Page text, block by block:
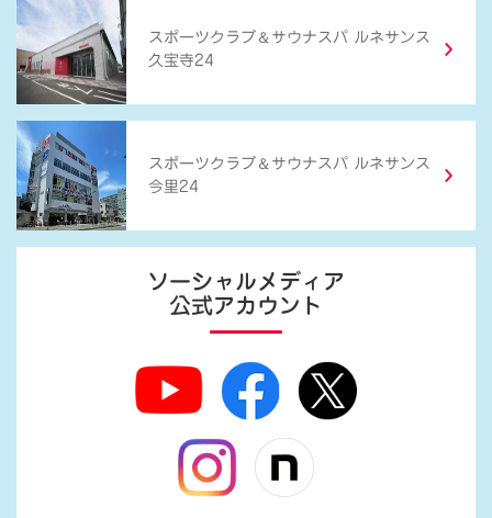
スポーツクラブ ＆ サウナスパ ルネサンス
久宝寺24
スポーツクラブ ＆ サウナスパ ルネサンス
今里24
ソーシャルメディア
公式アカウント